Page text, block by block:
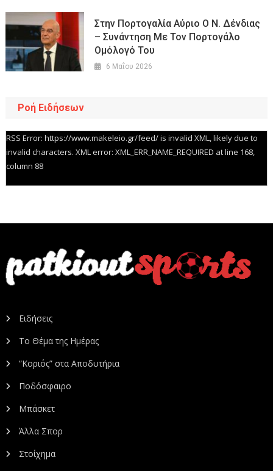
Στην Πορτογαλία Αύριο Ο Ν. Δένδιας
– Συνάντηση Με Τον Πορτογάλο
Ομόλογό Του
6 Μαΐου 2026
Ροή Ειδήσεων
RSS Error: https://www.makeleio.gr/feed/ is invalid XML, likely due to
invalid characters. XML error: XML_ERR_NAME_REQUIRED at line 168,
column 88
Ειδήσεις
Το Θέμα της Ημέρας
“Κοριός” στα Αποδυτήρια
Ποδόσφαιρο
Μπάσκετ
Άλλα Σπορ
Στοίχημα